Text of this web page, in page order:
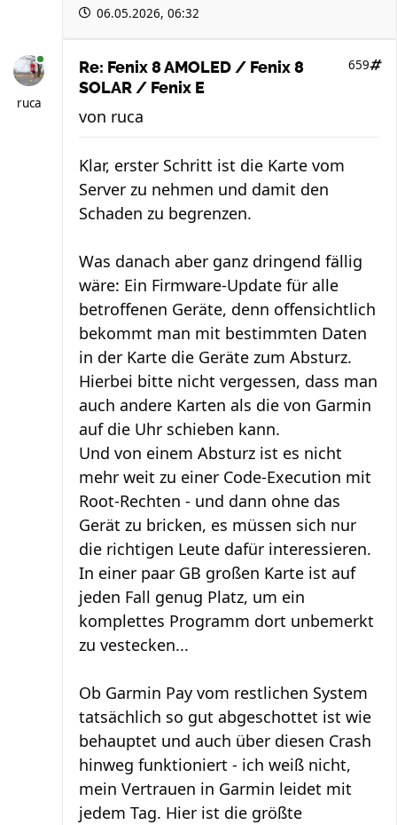
06.05.2026, 06:32
ruca
Re: Fenix 8 AMOLED / Fenix 8
SOLAR / Fenix E
659
von ruca
Klar, erster Schritt ist die Karte vom
Server zu nehmen und damit den
Schaden zu begrenzen.
Was danach aber ganz dringend fällig
wäre: Ein Firmware-Update für alle
betroffenen Geräte, denn offensichtlich
bekommt man mit bestimmten Daten
in der Karte die Geräte zum Absturz.
Hierbei bitte nicht vergessen, dass man
auch andere Karten als die von Garmin
auf die Uhr schieben kann.
Und von einem Absturz ist es nicht
mehr weit zu einer Code-Execution mit
Root-Rechten - und dann ohne das
Gerät zu bricken, es müssen sich nur
die richtigen Leute dafür interessieren.
In einer paar GB großen Karte ist auf
jeden Fall genug Platz, um ein
komplettes Programm dort unbemerkt
zu vestecken...
Ob Garmin Pay vom restlichen System
tatsächlich so gut abgeschottet ist wie
behauptet und auch über diesen Crash
hinweg funktioniert - ich weiß nicht,
mein Vertrauen in Garmin leidet mit
jedem Tag. Hier ist die größte